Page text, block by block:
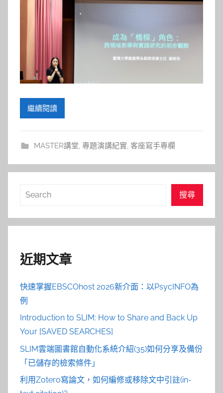
落
繼續閱讀
MASTER講堂, 專題演講紀實, 客座寫手專欄
搜
搜尋
近期文章
快速掌握EBSCOhost 2026新介面：以PsycINFO為
例
Introduction to SLIM: How to Share and Back Up
Your [SAVED SEARCHES]
SLIM雲端圖書館自動化系統介紹(35)如何分享及備份
「已儲存的檢索條件」
利用Zotero寫論文，如何編修或移除文中引註(in-